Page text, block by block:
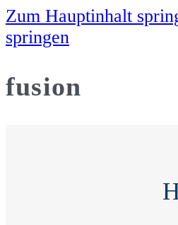
Zum Hauptinhalt
springen
fusion